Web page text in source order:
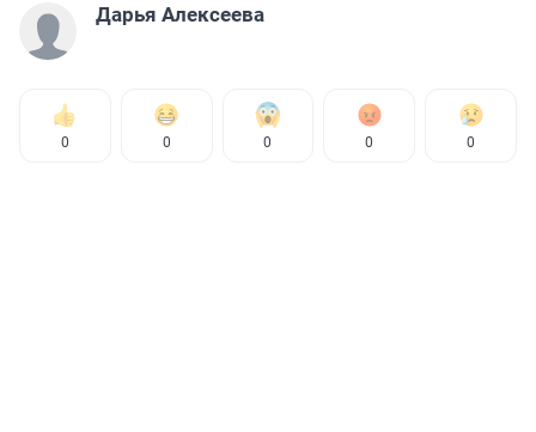
Дарья Алексеева
0 0 0 0 0